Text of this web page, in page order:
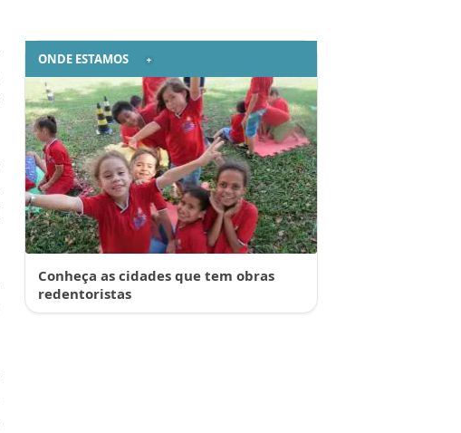
ONDE ESTAMOS
Conheça as cidades que tem obras
redentoristas